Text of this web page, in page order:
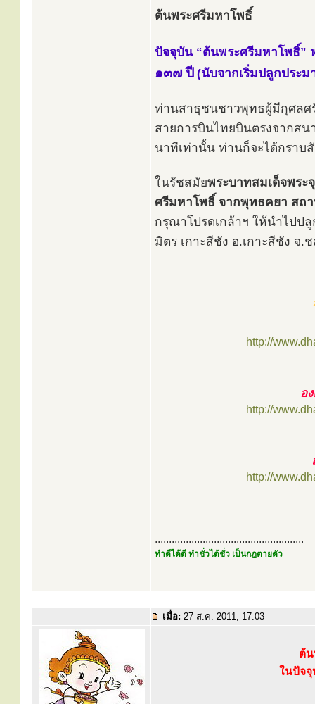
ต้นพระศรีมหาโพธิ์
ปัจจุบัน “ต้นพระศรีมหาโพธิ์
๑๓๗ ปี (นับจากเริ่มปลูกประ
ท่านสาธุชนชาวพุทธผู้มีกุศลศ
สายการบินไทยบินตรงจากส
นาทีเท่านั้น ท่านก็จะได้กราบ
ในรัชสมัยพระบาทสมเด็จพระ
ศรีมหาโพธิ์ จากพุทธคยา สถา
กรุณาโปรดเกล้าฯ ให้นำไปป
มิตร เกาะสีชัง อ.เกาะสีชัง จ.
http://
อ
http://
http://
.....................................................
ทำดีได้ดี ทำชั่วได้ชั่ว เป็นกฎตายตัว
เมื่อ: 27 ส.ค. 2011, 17:03
ต้น
ในปัจ